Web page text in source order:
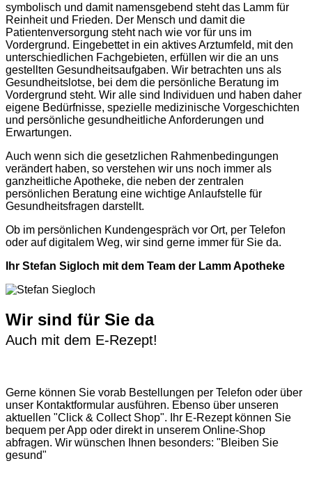
symbolisch und damit namensgebend steht das Lamm für
Reinheit und Frieden. Der Mensch und damit die
Patientenversorgung steht nach wie vor für uns im
Vordergrund. Eingebettet in ein aktives Arztumfeld, mit den
unterschiedlichen Fachgebieten, erfüllen wir die an uns
gestellten Gesundheitsaufgaben. Wir betrachten uns als
Gesundheitslotse, bei dem die persönliche Beratung im
Vordergrund steht. Wir alle sind Individuen und haben daher
eigene Bedürfnisse, spezielle medizinische Vorgeschichten
und persönliche gesundheitliche Anforderungen und
Erwartungen.
Auch wenn sich die gesetzlichen Rahmenbedingungen
verändert haben, so verstehen wir uns noch immer als
ganzheitliche Apotheke, die neben der zentralen
persönlichen Beratung eine wichtige Anlaufstelle für
Gesundheitsfragen darstellt.
Ob im persönlichen Kundengespräch vor Ort, per Telefon
oder auf digitalem Weg, wir sind gerne immer für Sie da.
Ihr Stefan Sigloch mit dem Team der Lamm Apotheke
Wir sind für Sie da
Auch mit dem E-Rezept!
Gerne können Sie vorab Bestellungen per Telefon oder über
unser Kontaktformular ausführen. Ebenso über unseren
aktuellen "Click & Collect Shop". Ihr E-Rezept können Sie
bequem per App oder direkt in unserem Online-Shop
abfragen. Wir wünschen Ihnen besonders: "Bleiben Sie
gesund"